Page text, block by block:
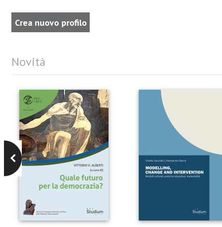
Novità